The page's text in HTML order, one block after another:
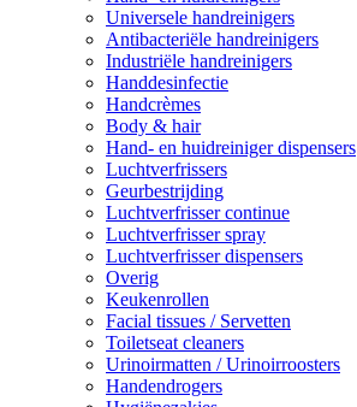
Universele handreinigers
Antibacteriële handreinigers
Industriële handreinigers
Handdesinfectie
Handcrèmes
Body & hair
Hand- en huidreiniger dispensers
Luchtverfrissers
Geurbestrijding
Luchtverfrisser continue
Luchtverfrisser spray
Luchtverfrisser dispensers
Overig
Keukenrollen
Facial tissues / Servetten
Toiletseat cleaners
Urinoirmatten / Urinoirroosters
Handendrogers